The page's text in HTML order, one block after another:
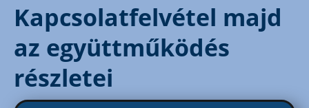
Kapcsolatfelvétel majd
az együttműködés
részletei